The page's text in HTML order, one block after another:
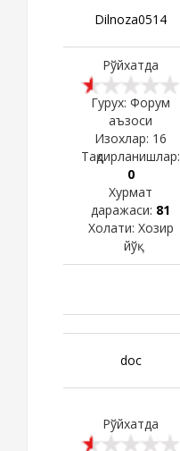
Dilnoza0514
Рўйхатда
Гурух: Форум
аъзоси
Изохлар: 16
Тақдирланишлар:
0
Хурмат
даражаси: 81
Холати: Хозир
йўқ
doc
Рўйхатда